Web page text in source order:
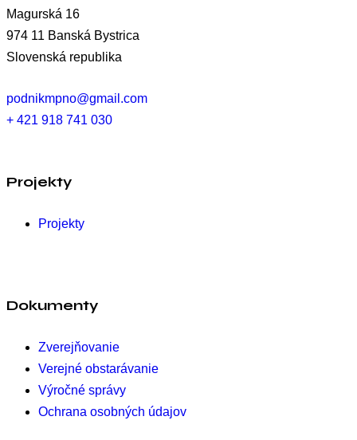
Magurská 16
974 11 Banská Bystrica
Slovenská republika
podnikmpno@gmail.com
+ 421 918 741 030
Projekty
Projekty
Dokumenty
Zverejňovanie
Verejné obstarávanie
Výročné správy
Ochrana osobných údajov